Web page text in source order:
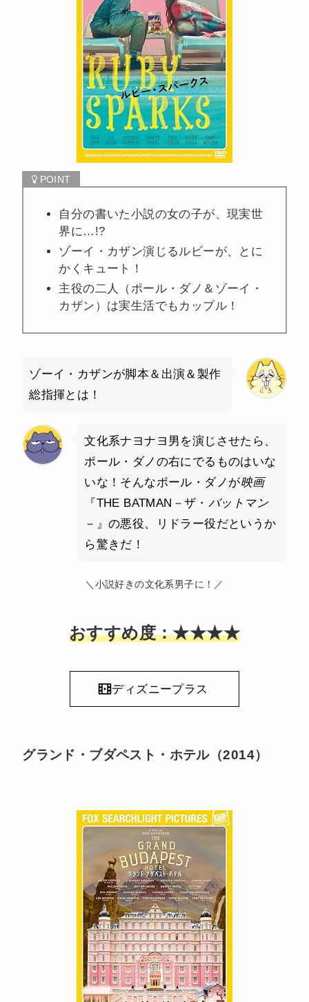
自分の書いた小説の女の子が、現実世
界に…!?
ゾーイ・カザン演じるルビーが、とに
かくキュート！
主役の二人（ポール・ダノ＆ゾーイ・
カザン）は実生活でもカップル！
ゾーイ・カザンが脚本＆出演＆製作
総指揮とは！
文化系ナヨナヨ男を演じさせたら、
ポール・ダノの右にでるものはいな
いな！そんなポール・ダノが映画
『THE BATMAN－ザ・ バットマン
－』の悪役、リドラー役だというか
ら驚きだ！
＼小説好きの文化系男子に！／
おすすめ度：★★★★
ディズニープラス
グランド・ブダペスト・ホテル（2014）